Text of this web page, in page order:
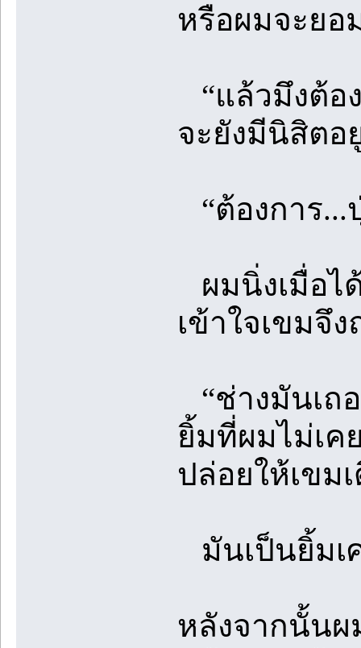
หรือผมจะยอ
“แล้วมึงต้อ
จะยังมีนิสิตอ
“ต้องการ...
ผมนิ่งเมื่อไ
เข้าใจเขมจึ
“ช่างมันเถ
ยิ้มที่ผมไม่เค
ปล่อยให้เขม
มันเป็นยิ้มเ
หลังจากนั้นผ